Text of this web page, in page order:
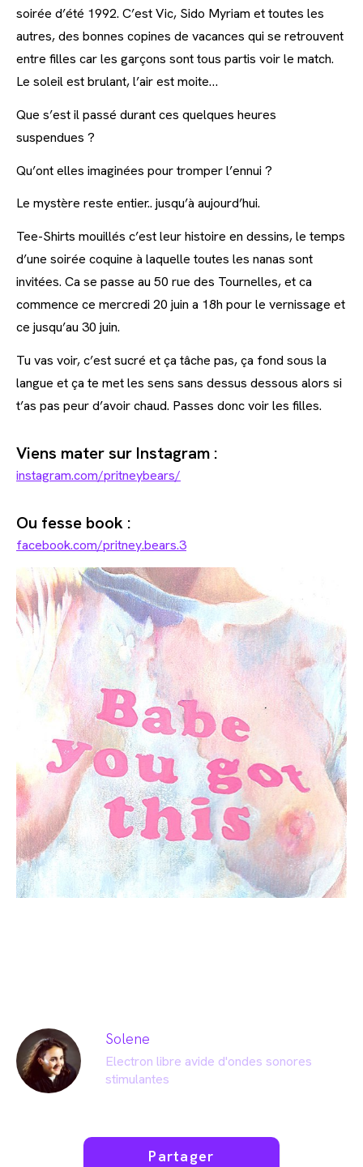
soirée d’été 1992. C’est Vic, Sido Myriam et toutes les
autres, des bonnes copines de vacances qui se retrouvent
entre filles car les garçons sont tous partis voir le match.
Le soleil est brulant, l’air est moite…
Que s’est il passé durant ces quelques heures
suspendues ?
Qu’ont elles imaginées pour tromper l’ennui ?
Le mystère reste entier.. jusqu’à aujourd’hui.
Tee-Shirts mouillés c’est leur histoire en dessins, le temps
d’une soirée coquine à laquelle toutes les nanas sont
invitées. Ca se passe au 50 rue des Tournelles, et ca
commence ce mercredi 20 juin a 18h pour le vernissage et
ce jusqu’au 30 juin.
Tu vas voir, c’est sucré et ça tâche pas, ça fond sous la
langue et ça te met les sens sans dessus dessous alors si
t’as pas peur d’avoir chaud. Passes donc voir les filles.
Viens mater sur Instagram :
instagram.com/pritneybears/
Ou fesse book :
facebook.com/pritney.bears.3
Solene
Electron libre avide d'ondes sonores
stimulantes
Partager